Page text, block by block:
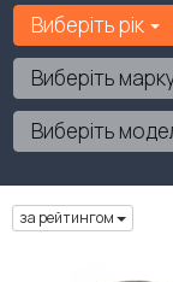
Виберіть рік
Виберіть
Виберіть
за рейтингом